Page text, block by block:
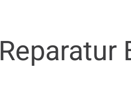
Reparatur